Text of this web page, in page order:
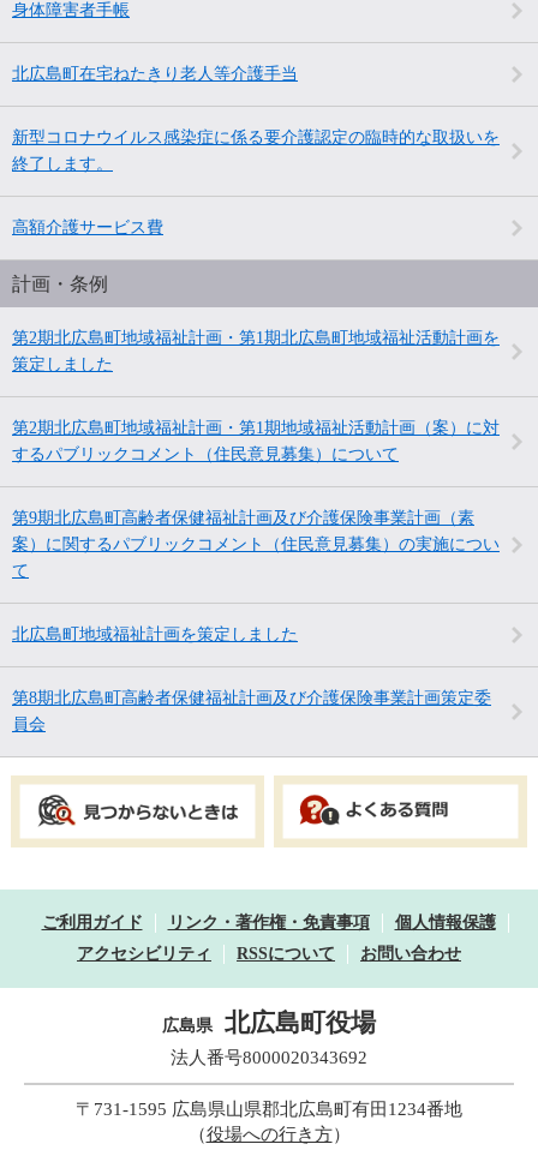
身体障害者手帳
北広島町在宅ねたきり老人等介護手当
新型コロナウイルス感染症に係る要介護認定の臨時的な取扱いを
終了します。
高額介護サービス費
計画・条例
第2期北広島町地域福祉計画・第1期北広島町地域福祉活動計画を
策定しました
第2期北広島町地域福祉計画・第1期地域福祉活動計画（案）に対
するパブリックコメント（住民意見募集）について
第9期北広島町高齢者保健福祉計画及び介護保険事業計画（素
案）に関するパブリックコメント（住民意見募集）の実施につい
て
北広島町地域福祉計画を策定しました
第8期北広島町高齢者保健福祉計画及び介護保険事業計画策定委
員会
ご利用ガイド リンク・著作権・免責事項
個人情報保護
アクセシビリティ
RSSについて お問い合わせ
広島県 北広島町役場
法人番号8000020343692
〒731-1595 広島県山県郡北広島町有田1234番地
（役場への行き方）